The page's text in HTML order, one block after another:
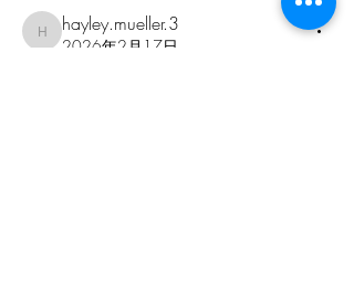
hayley.mueller.3
hayley.mueller.3
2026年2月17日